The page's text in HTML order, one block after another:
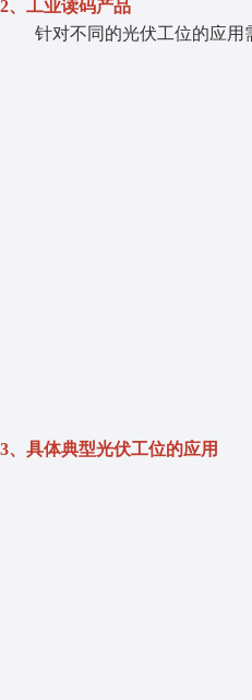
2、工业读码产品
针对不同的光伏工位的应用
3、具体典型光伏工位的应用